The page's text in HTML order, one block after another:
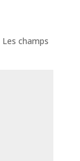
Les champs